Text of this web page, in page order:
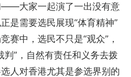
——大家一起演了一出没有意
是需要选民展现“体育精神”
中，选民不只是“观众”，
判”，自然有责任和义务去拨
人对香港尤其是参选界别的